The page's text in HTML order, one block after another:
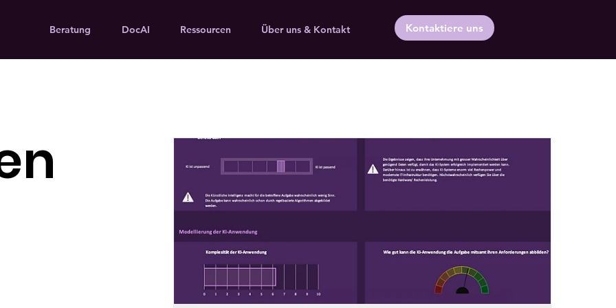
Beratung DocAI Ressourcen Über uns & Kontakt Kontaktiere uns